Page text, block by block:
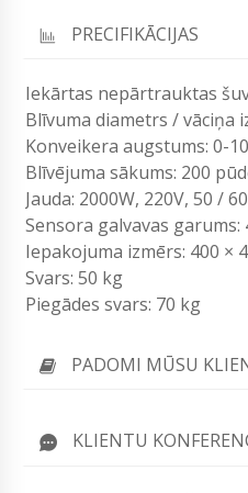
PRECIFIKĀCIJAS
Iekārtas nepārtrauktas
Blīvuma diametrs / vāciņa
Konveikera augstums: 0-
Blīvējuma sākums: 200
Jauda: 2000W, 220V, 50 /
Sensora galvavas garums:
Iepakojuma izmērs: 400 ×
Svars: 50 kg
Piegādes svars: 70 kg
PADOMI MŪSU
KLIENTU